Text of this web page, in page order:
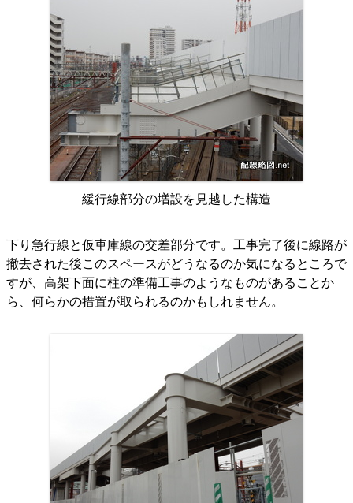
緩行線部分の増設を見越した構造
下り急行線と仮車庫線の交差部分です。工事完了後に線路が
撤去された後このスペースがどうなるのか気になるところで
すが、高架下面に柱の準備工事のようなものがあることか
ら、何らかの措置が取られるのかもしれません。